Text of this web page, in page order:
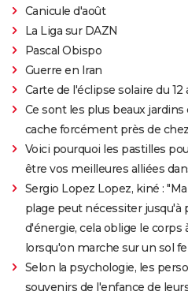
Canicule d'août
La Liga sur DAZN
Pascal Obispo
Guerre en Iran
Carte de l'éclipse solaire du 12
Ce sont les plus beaux
cache forcément près de
Voici pourquoi les pastilles
être vos meilleures alliées
Sergio Lopez Lopez, kiné :
plage peut nécessiter jusqu'à
d'énergie, cela oblige le corps
lorsqu'on marche sur un sol
Selon la psychologie, les
souvenirs de l'enfance de